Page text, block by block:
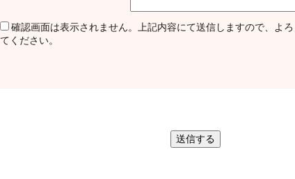
確認画面は表示されません。上記内容にて送信しますので、よ
てください。